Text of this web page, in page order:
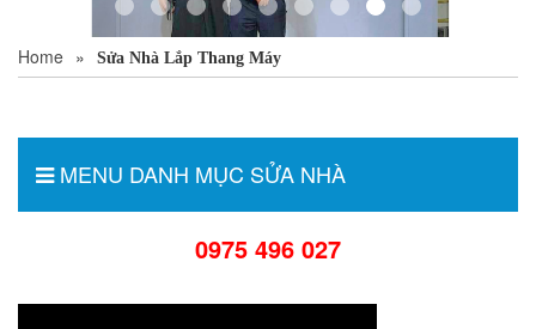
Home » Sửa Nhà Lắp Thang Máy
MENU DANH MỤC SỬA NHÀ
0975 496 027